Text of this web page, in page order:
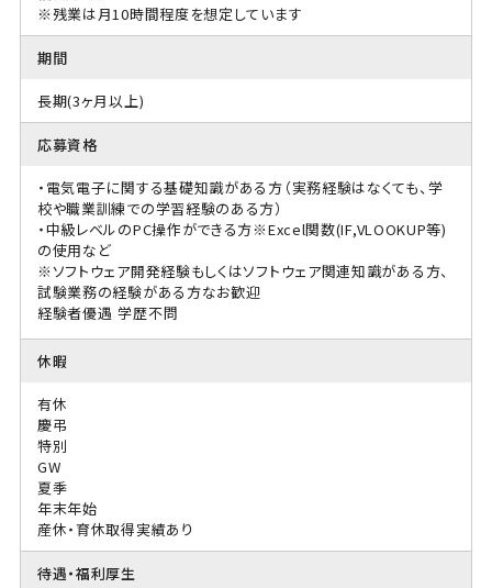
※残業は月10時間程度を想定しています
期間
長期(3ヶ月以上)
応募資格
・電気電子に関する基礎知識がある方（実務経験はなくても、学
校や職業訓練での学習経験のある方）
・中級レベルのPC操作ができる方※Excel関数(IF,VLOOKUP等)
の使用など
※ソフトウェア開発経験もしくはソフトウェア関連知識がある方、
試験業務の経験がある方なお歓迎
経験者優遇 学歴不問
休暇
有休
慶弔
特別
GW
夏季
年末年始
産休・育休取得実績あり
待遇・福利厚生